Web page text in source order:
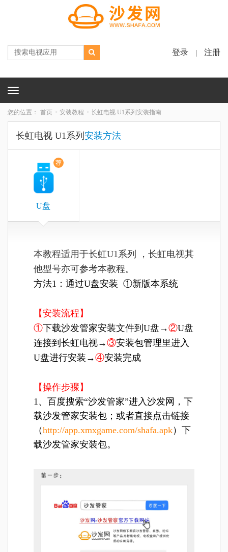
登录 注册
Toggle
您的位置： 首页 安装教程 长虹电视 U1系列安装指南
长虹电视 U1系列 安装方法
荐
U盘
本教程适用于长虹U1系列 ，长虹电视其
他型号亦可参考本教程。
方法1：通过U盘安装 ①新版本系统
【安装流程】
①下载沙发管家安装文件到U盘→②U盘
连接到长虹电视→③安装包管理里进入
U盘进行安装→④安装完成
【操作步骤】
1、百度搜索“沙发管家”进入沙发网，下
载沙发管家安装包；或者直接点击链接
（http://app.xmxgame.com/shafa.apk）下
载沙发管家安装包。